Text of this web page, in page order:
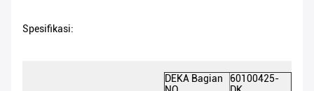
Spesifikasi:
DEKA Bagian
60100425-